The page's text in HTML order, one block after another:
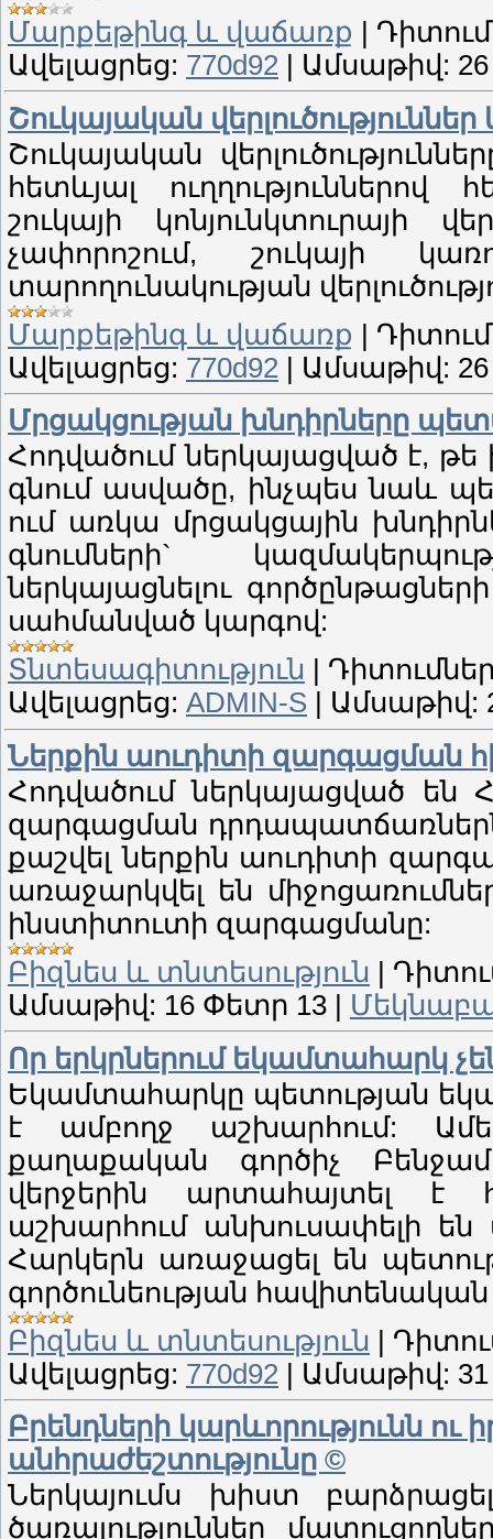
Մարքեթինգ և վաճառք
Ավելացրեց: 770d92 Ամսաթիվ:
Շուկայական
Շուկայական
հետևյալ ուղղություններով
շուկայի կոնյունկտուրայի
չափորոշում, շուկայի
տարողունակության
Մարքեթինգ և վաճառք |
Ավելացրեց: 770d92 | Ամսաթիվ:
Մրցակցության խնդիրները
Հոդվածում ներկայացված է,
գնում ասվածը, ինչպես նաև
ում առկա մրցակցային
գնումների`
ներկայացնելու
սահմանված կարգով:
Տնտեսագիտություն
Ավելացրեց: ADMIN-S Ամսաթիվ:
Ներքին աուդիտի զարգացման
Հոդվածում ներկայացված են
զարգացման
քաշվել ներքին աուդիտի
առաջարկվել են
ինստիտուտի զարգացմանը:
Բիզնես և տնտեսություն
Ամսաթիվ: 16 Փետր 13
Որ երկրներում եկամտահարկ
Եկամտահարկը պետության
է ամբողջ աշխարհում:
քաղաքական գործիչ
վերջերին արտահայտել է
աշխարհում անխուսափելի են
Հարկերն առաջացել են
գործունեության հավիտենական
Բիզնես և տնտեսություն |
Ավելացրեց: 770d92 | Ամսաթիվ:
Բրենդների կարևորությունն
անհրաժեշտությունը ©
Ներկայումս խիստ
ծառայություններ